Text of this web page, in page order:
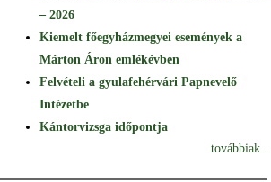
– 2026
Kiemelt főegyházmegyei események a
Márton Áron emlékévben
Felvételi a gyulafehérvári Papnevelő
Intézetbe
Kántorvizsga időpontja
továbbiak...